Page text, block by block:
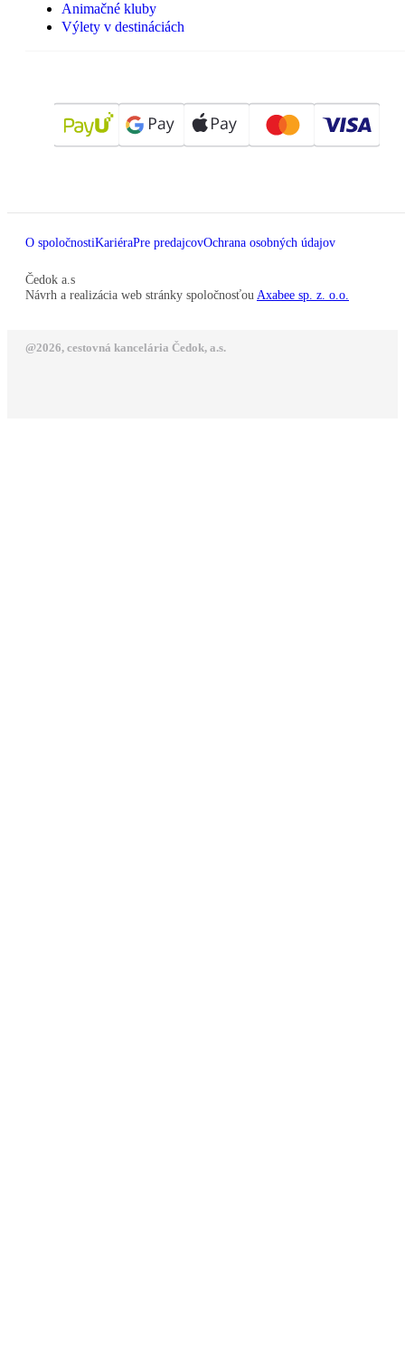
Animačné kluby
Výlety v destináciách
O spoločnostiKariéraPre predajcovOchrana osobných údajov
Čedok a.s
Návrh a realizácia web stránky spoločnosťou Axabee sp. z. o.o.
@2026, cestovná kancelária Čedok, a.s.